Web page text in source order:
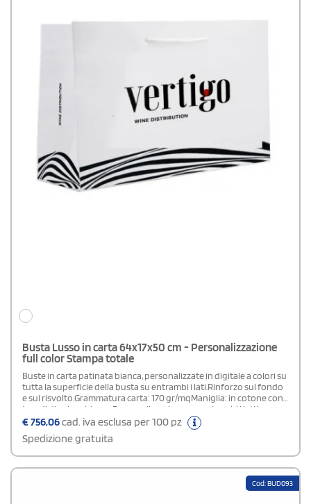
Busta Lusso in carta 64x17x50 cm - Personalizzazione
full color Stampa totale
Buste in carta patinata bianca, personalizzate in digitale a colori su
tutta la superficie della busta su entrambi i lati.Rinforzo sul fondo
e sul risvolto.Grammatura carta: 170 gr/mqManiglia: in cotone con
4 nodi di colore biancoPersonalizzazione: su entrambi i lati in
quadricromia.Area di stampa: stampa totale (su tutta la superficie
della busta)Plastificazione: lucida o opacaIn fase d' ordine
specificare nel campo "note di stampa" la tipologia di
plastificazione scelta.
€756,06cad. iva esclusa per 100 pz
Spedizione gratuita
Cod: BUD093